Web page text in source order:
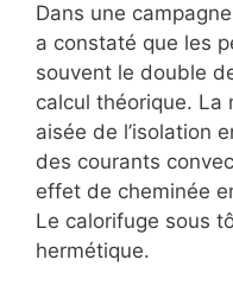
Dans une
a constaté que les
souvent le double
calcul théorique.
aisée de l’isolation
des courants
effet de cheminée
Le calorifuge sous
hermétique.